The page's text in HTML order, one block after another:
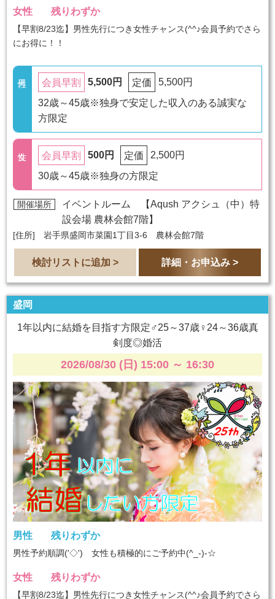
女性 残りわずか
【早割8/23迄】男性先行につき女性チャンス(^^♪会員予約でさら
にお得に！！
会員早割 5,500円 定価
5,500円
32歳～45歳※独身で安定した収入のある誠実な
方限定
会員早割 500円 定価
2,500円
30歳～45歳※独身の方限定
開催場所 イベントルーム 【Aqush アクシュ（中）特
設会場 農林会館7階】
[住所] 岩手県盛岡市菜園1丁目3-6 農林会館7階
検討リストに追加 > 詳細・お申込み >
盛岡
1年以内に結婚を目指す方限定♂25～37歳♀24～36歳真
剣度◎婚活
2026/08/30 (日) 15:00 ～ 16:30
男性 残りわずか
男性予約順調('◇')ゞ女性も積極的にご予約中(^_-)-☆
女性 残りわずか
【早割8/23迄】男性先行につき女性チャンス(^^♪会員予約でさら